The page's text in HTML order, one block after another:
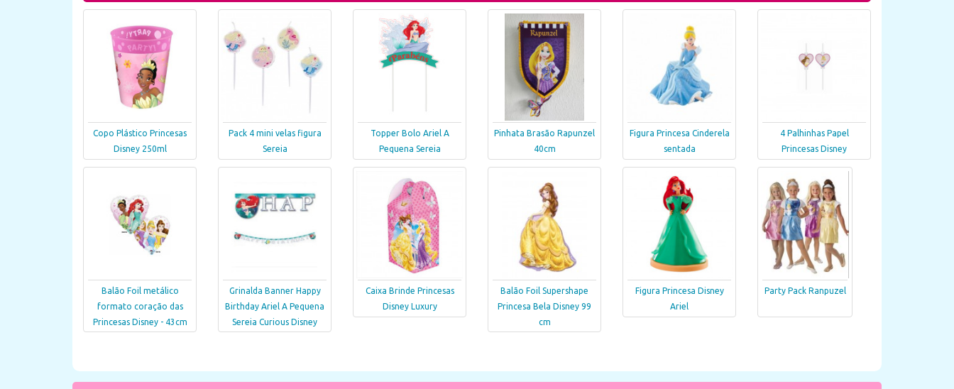
Copo Plástico Princesas
Disney 250ml
Pack 4 mini velas figura
Sereia
Topper Bolo Ariel A
Pequena Sereia
Pinhata Brasão Rapunzel
40cm
Figura Princesa Cinderela
sentada
4 Palhinhas Papel
Princesas Disney
Balão Foil metálico
formato coração das
Princesas Disney - 43cm
Grinalda Banner Happy
Birthday Ariel A Pequena
Sereia Curious Disney
Caixa Brinde Princesas
Disney Luxury
Balão Foil Supershape
Princesa Bela Disney 99
cm
Figura Princesa Disney
Ariel
Party Pack Ranpuzel